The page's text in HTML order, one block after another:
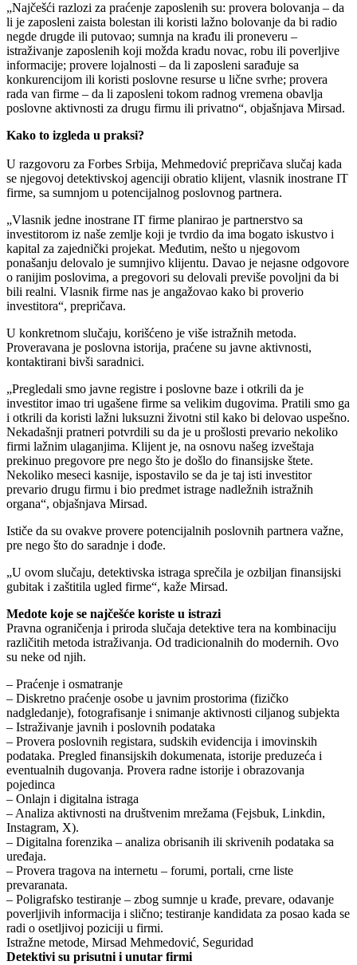
„Najčešći razlozi za praćenje zaposlenih su: provera bolovanja – da
li je zaposleni zaista bolestan ili koristi lažno bolovanje da bi radio
negde drugde ili putovao; sumnja na krađu ili proneveru –
istraživanje zaposlenih koji možda kradu novac, robu ili poverljive
informacije; provere lojalnosti – da li zaposleni sarađuje sa
konkurencijom ili koristi poslovne resurse u lične svrhe; provera
rada van firme – da li zaposleni tokom radnog vremena obavlja
poslovne aktivnosti za drugu firmu ili privatno“, objašnjava Mirsad.
Kako to izgleda u praksi?
U razgovoru za Forbes Srbija, Mehmedović prepričava slučaj kada
se njegovoj detektivskoj agenciji obratio klijent, vlasnik inostrane IT
firme, sa sumnjom u potencijalnog poslovnog partnera.
„Vlasnik jedne inostrane IT firme planirao je partnerstvo sa
investitorom iz naše zemlje koji je tvrdio da ima bogato iskustvo i
kapital za zajednički projekat. Međutim, nešto u njegovom
ponašanju delovalo je sumnjivo klijentu. Davao je nejasne odgovore
o ranijim poslovima, a pregovori su delovali previše povoljni da bi
bili realni. Vlasnik firme nas je angažovao kako bi proverio
investitora“, prepričava.
U konkretnom slučaju, korišćeno je više istražnih metoda.
Proveravana je poslovna istorija, praćene su javne aktivnosti,
kontaktirani bivši saradnici.
„Pregledali smo javne registre i poslovne baze i otkrili da je
investitor imao tri ugašene firme sa velikim dugovima. Pratili smo ga
i otkrili da koristi lažni luksuzni životni stil kako bi delovao uspešno.
Nekadašnji pratneri potvrdili su da je u prošlosti prevario nekoliko
firmi lažnim ulaganjima. Klijent je, na osnovu našeg izveštaja
prekinuo pregovore pre nego što je došlo do finansijske štete.
Nekoliko meseci kasnije, ispostavilo se da je taj isti investitor
prevario drugu firmu i bio predmet istrage nadležnih istražnih
organa“, objašnjava Mirsad.
Ističe da su ovakve provere potencijalnih poslovnih partnera važne,
pre nego što do saradnje i dođe.
„U ovom slučaju, detektivska istraga sprečila je ozbiljan finansijski
gubitak i zaštitila ugled firme“, kaže Mirsad.
Medote koje se najčešće koriste u istrazi
Pravna ograničenja i priroda slučaja detektive tera na kombinaciju
različitih metoda istraživanja. Od tradicionalnih do modernih. Ovo
su neke od njih.
– Praćenje i osmatranje
– Diskretno praćenje osobe u javnim prostorima (fizičko
nadgledanje), fotografisanje i snimanje aktivnosti ciljanog subjekta
– Istraživanje javnih i poslovnih podataka
– Provera poslovnih registara, sudskih evidencija i imovinskih
podataka. Pregled finansijskih dokumenata, istorije preduzeća i
eventualnih dugovanja. Provera radne istorije i obrazovanja
pojedinca
– Onlajn i digitalna istraga
– Analiza aktivnosti na društvenim mrežama (Fejsbuk, Linkdin,
Instagram, X).
– Digitalna forenzika – analiza obrisanih ili skrivenih podataka sa
uređaja.
– Provera tragova na internetu – forumi, portali, crne liste
prevaranata.
– Poligrafsko testiranje – zbog sumnje u krađe, prevare, odavanje
poverljivih informacija i slično; testiranje kandidata za posao kada se
radi o osetljivoj poziciji u firmi.
Istražne metode, Mirsad Mehmedović, Seguridad
Detektivi su prisutni i unutar firmi